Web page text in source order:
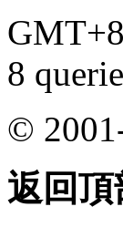
8
©
返回頂